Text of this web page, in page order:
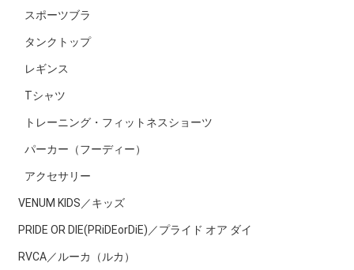
スポーツブラ
タンクトップ
レギンス
Tシャツ
トレーニング・フィットネスショーツ
パーカー（フーディー）
アクセサリー
VENUM KIDS／キッズ
PRIDE OR DIE(PRiDEorDiE)／プライド オア ダイ
RVCA／ルーカ（ルカ）